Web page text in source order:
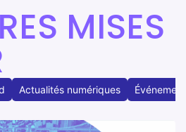
MISES
Actualités numériques